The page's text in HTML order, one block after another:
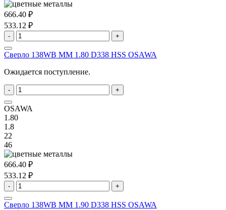
666.40 ₽
533.12 ₽
- +
Сверло 138WB MM 1.80 D338 HSS OSAWA
Ожидается поступление.
- +
OSAWA
1.80
1.8
22
46
666.40 ₽
533.12 ₽
- +
Сверло 138WB MM 1.90 D338 HSS OSAWA